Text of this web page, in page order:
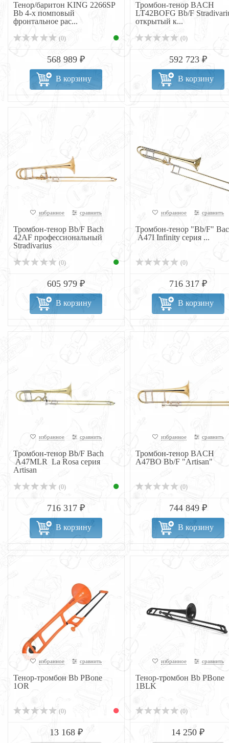
Тенор/баритон KING 2266SP
Bb 4-х помповый
фронтальное рас...
(0)
568 989 ₽
В корзину
Тромбон-тенор BACH
LT42BOFG Bb/F
открытый к...
(0)
592 723 ₽
В корзину
избранное сравнить
Тромбон-тенор Bb/F Bach
42AF профессиональный
Stradivarius
(0)
605 979 ₽
В корзину
избранное сравнить
Тромбон-тенор "Bb/F"
A47I Infinity серия ...
(0)
716 317 ₽
В корзину
избранное сравнить
Тромбон-тенор Bb/F Bach
A47MLR La Rosa серия
Artisan
(0)
716 317 ₽
В корзину
избранное сравнить
Тромбон-тенор BACH
A47BO Bb/F "Artisan"
(0)
744 849 ₽
В корзину
избранное сравнить
Тенор-тромбон Bb PBone
1OR
(0)
13 168 ₽
избранное сравнить
Тенор-тромбон Bb PBone
1BLK
(0)
14 250 ₽